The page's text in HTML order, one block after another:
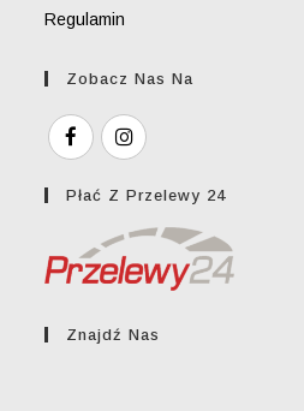
Regulamin
Zobacz Nas Na
Płać Z Przelewy 24
Znajdź Nas